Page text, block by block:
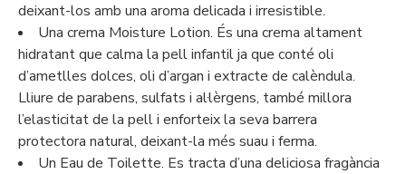
deixant-los amb una aroma delicada i irresistible.
Una crema Moisture Lotion. És una crema altament
hidratant que calma la pell infantil ja que conté oli
d’ametlles dolces, oli d’argan i extracte de calèndula.
Lliure de parabens, sulfats i al·lèrgens, també millora
l’elasticitat de la pell i enforteix la seva barrera
protectora natural, deixant-la més suau i ferma.
Un Eau de Toilette. Es tracta d’una deliciosa fragància